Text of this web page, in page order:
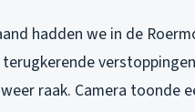
hadden we in de
raak. Camera toonde